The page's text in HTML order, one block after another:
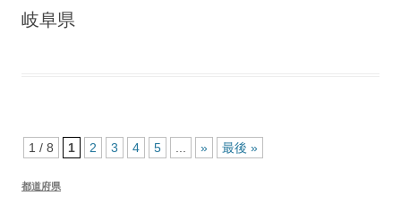
岐阜県
1 / 8 1 2 3 4 5 » 最後 »
都道府県